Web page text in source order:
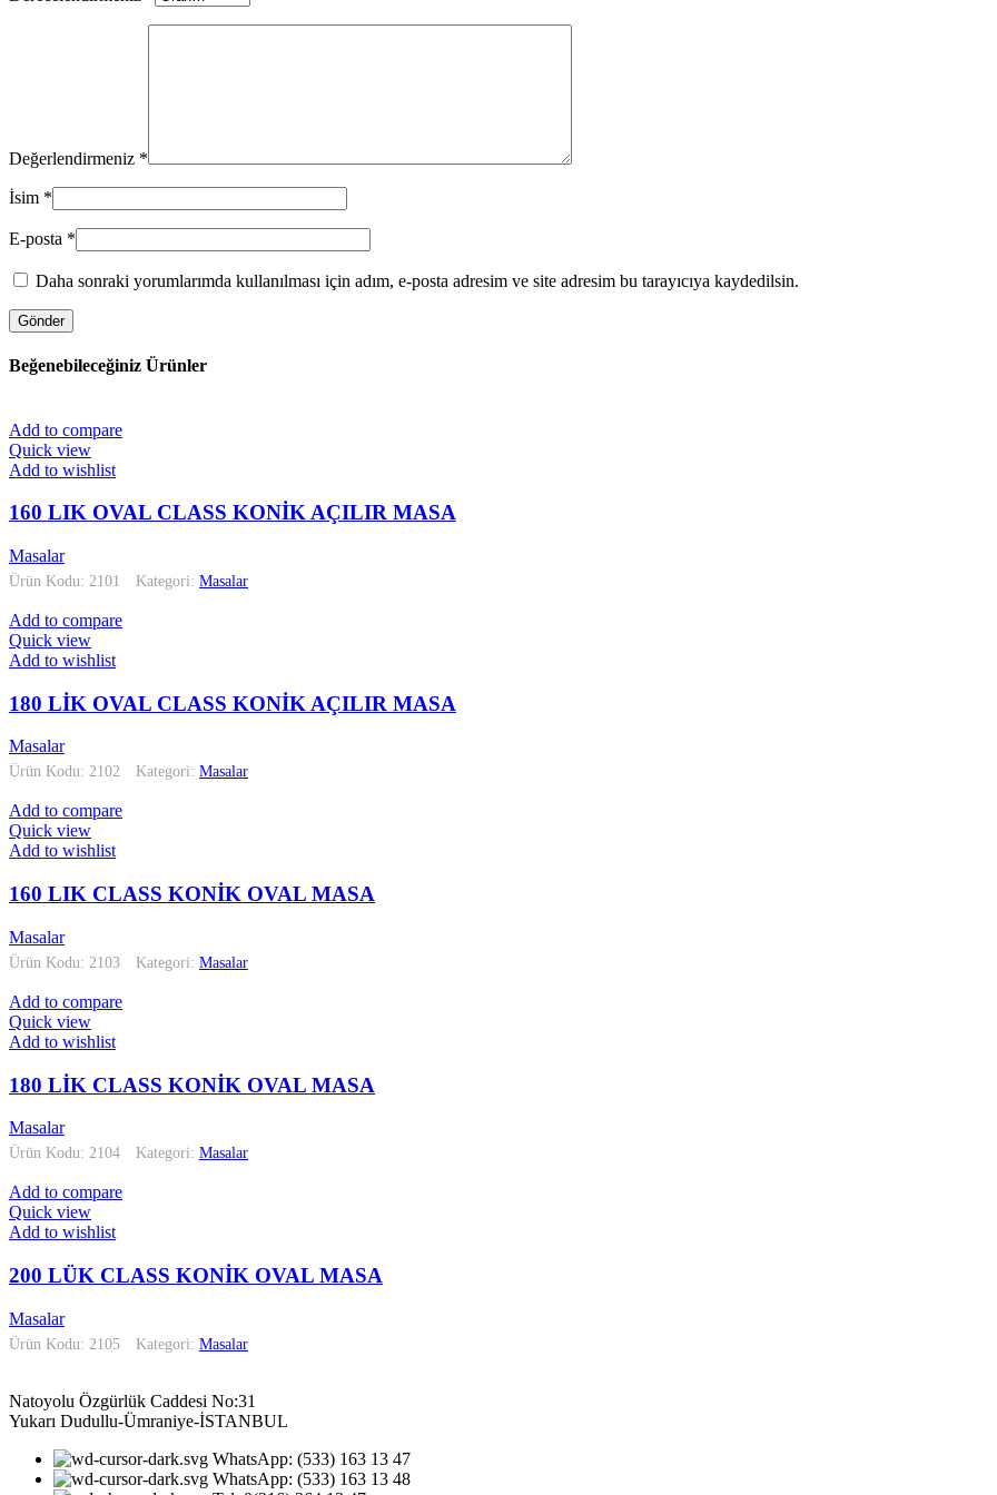
Değerlendirmeniz *
İsim *
E-posta *
Daha sonraki yorumlarımda kullanılması için adım, e-posta adresim ve site adresim bu tarayıcıya kaydedilsin.
Beğenebileceğiniz Ürünler
Add to compare
Quick view
Add to wishlist
160 LIK OVAL CLASS KONİK AÇILIR MASA
Masalar
Ürün Kodu: 2101 Kategori: Masalar
Add to compare
Quick view
Add to wishlist
180 LİK OVAL CLASS KONİK AÇILIR MASA
Masalar
Ürün Kodu: 2102 Kategori: Masalar
Add to compare
Quick view
Add to wishlist
160 LIK CLASS KONİK OVAL MASA
Masalar
Ürün Kodu: 2103 Kategori: Masalar
Add to compare
Quick view
Add to wishlist
180 LİK CLASS KONİK OVAL MASA
Masalar
Ürün Kodu: 2104 Kategori: Masalar
Add to compare
Quick view
Add to wishlist
200 LÜK CLASS KONİK OVAL MASA
Masalar
Ürün Kodu: 2105 Kategori: Masalar
Natoyolu Özgürlük Caddesi No:31
Yukarı Dudullu-Ümraniye-İSTANBUL
WhatsApp: (533) 163 13 47
WhatsApp: (533) 163 13 48